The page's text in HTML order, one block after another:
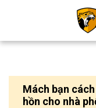
Mách bạn
hồn cho nhà